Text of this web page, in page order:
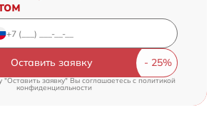
Оставить заявку
заявку" Вы соглашаетесь c политикой
конфиденциальности